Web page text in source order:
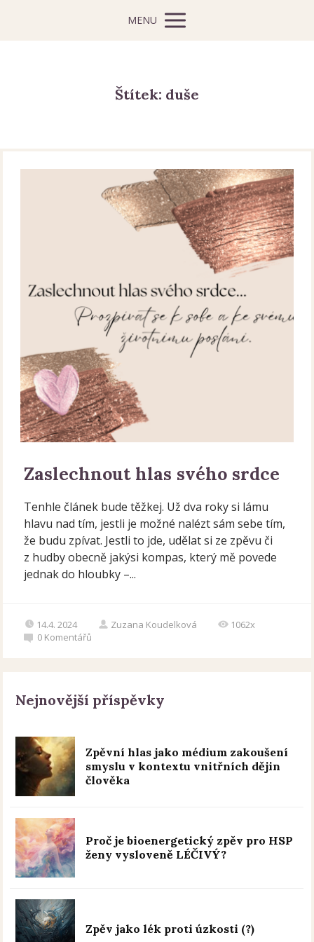
MENU
Štítek: duše
Zaslechnout hlas svého srdce
Tenhle článek bude těžkej. Už dva roky si lámu
hlavu nad tím, jestli je možné nalézt sám sebe tím,
že budu zpívat. Jestli to jde, udělat si ze zpěvu či
z hudby obecně jakýsi kompas, který mě povede
jednak do hloubky –...
14.4. 2024 Zuzana Koudelková
1062x
0 Komentářů
Nejnovější příspěvky
Zpěvní hlas jako médium zakoušení
smyslu v kontextu vnitřních dějin
člověka
Proč je bioenergetický zpěv pro HSP
ženy vysloveně LÉČIVÝ?
Zpěv jako lék proti úzkosti (?)